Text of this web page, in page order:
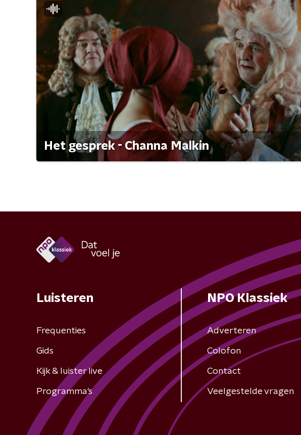
Het gesprek - Channa Malkin
Luisteren
Frequenties
Gids
Kijk & luister live
Programma's
NPO Klassiek
Adverteren
Colofon
Contact
Veelgestelde vragen